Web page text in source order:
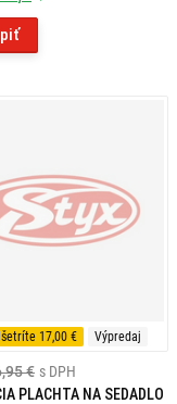
17,00 € Výpredaj
€ s DPH
PLACHTA NA SEDADLO